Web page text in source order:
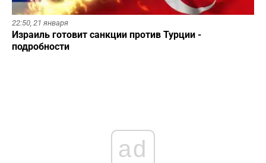
22:50, 21 января
Израиль готовит санкции против Турции -
подробности
ad